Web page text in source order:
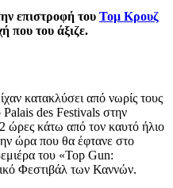
επιστροφή του Τομ Κρουζ
που του άξιζε.
κατακλύσει από νωρίς τους
des Festivals στην
ώρες κάτω από τον καυτό ήλιο
ώρα που θα έφτανε στο
του «Top Gun:
Φεστιβάλ των Καννών.